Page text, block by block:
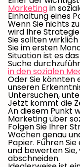
Marketingin
Einhaltung eines
Wenn Sie nichts
wird Ihre
Sie sollten
Sie im ersten
Situation ist es
Suche
in den sozialen
Oder Sie könnten
unseren
Untersuchen,
Jetzt kommt die
An diesem Punkt
Marketing über
Folgen Sie Ihrer
Wochen genau
Papier. Führen
und bewerten Sie,
abschneiden.